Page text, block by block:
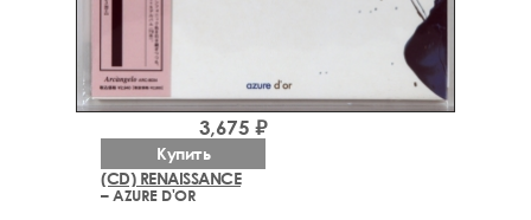
(CD) RENAISSANCE
– AZURE D'OR
3,675 ₽
Купить